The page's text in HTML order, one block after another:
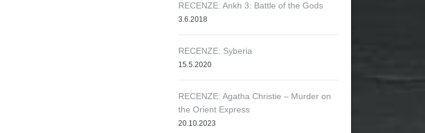
RECENZE: Ankh 3: Battle of the Gods
3.6.2018
RECENZE: Syberia
15.5.2020
RECENZE: Agatha Christie – Murder on
the Orient Express
20.10.2023